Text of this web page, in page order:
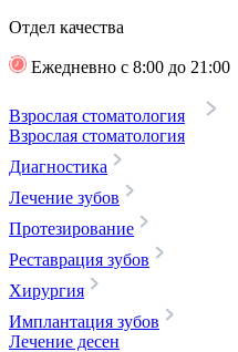
Отдел качества
Ежедневно с 8:00 до 21:00
Взрослая стоматология
Взрослая стоматология
Диагностика
Лечение зубов
Протезирование
Реставрация зубов
Хирургия
Имплантация зубов
Лечение десен